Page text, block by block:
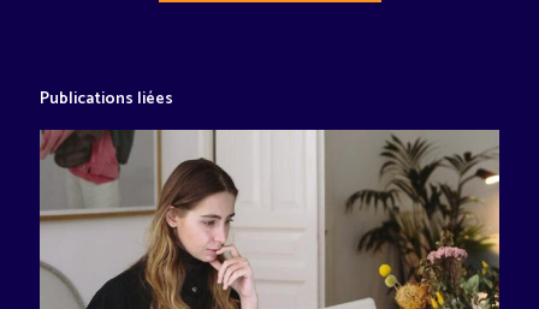
Publications liées